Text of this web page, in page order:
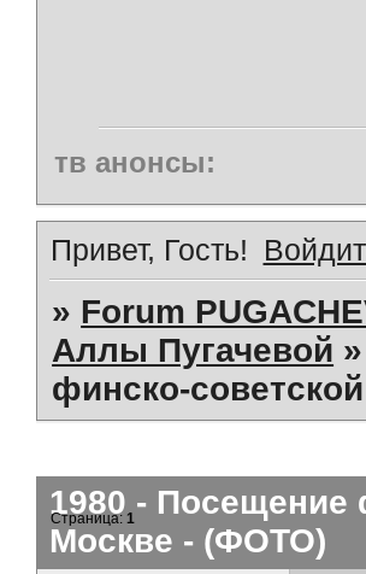
тв анонсы:
Привет, Гость!
» Forum
Аллы Пугачевой »
финско-
1980 - Посещение
Москве - (ФОТО)
Страница:1